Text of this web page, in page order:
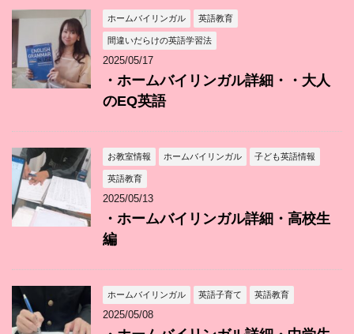
ホームバイリンガル 英語教育
間違いだらけの英語学習法
2025/05/17
・ホームバイリンガル詳細・・大人
のEQ英語
お教室情報 ホームバイリンガル 子ども英語情報
英語教育
2025/05/13
・ホームバイリンガル詳細・高校生
編
ホームバイリンガル 英語子育て 英語教育
2025/05/08